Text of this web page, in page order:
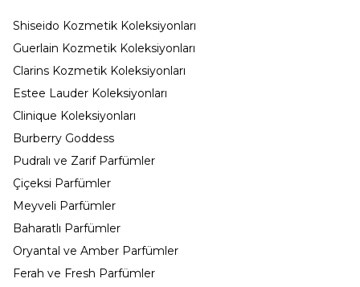
Shiseido Kozmetik Koleksiyonları
Guerlain Kozmetik Koleksiyonları
Clarins Kozmetik Koleksiyonları
Estee Lauder Koleksiyonları
Clinique Koleksiyonları
Burberry Goddess
Pudralı ve Zarif Parfümler
Çiçeksi Parfümler
Meyveli Parfümler
Baharatlı Parfümler
Oryantal ve Amber Parfümler
Ferah ve Fresh Parfümler